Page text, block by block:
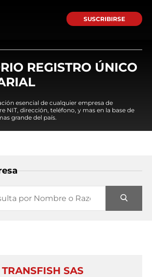
SUSCRIBIRSE
REGISTRO ÚNICO
esencial de cualquier empresa de
NIT, dirección, teléfono, y mas en la base de
grande del país.
TRANSFISH SAS